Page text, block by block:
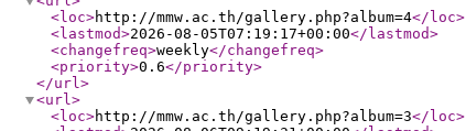
<loc>http://mmw.ac.th/gallery.php?album=4</loc>
<lastmod>2026-08-05T07:19:17+00:00</lastmod>
<changefreq>weekly</changefreq>
<priority>0.6</priority>
</url>
<url>
<loc>http://mmw.ac.th/gallery.php?album=3</loc>